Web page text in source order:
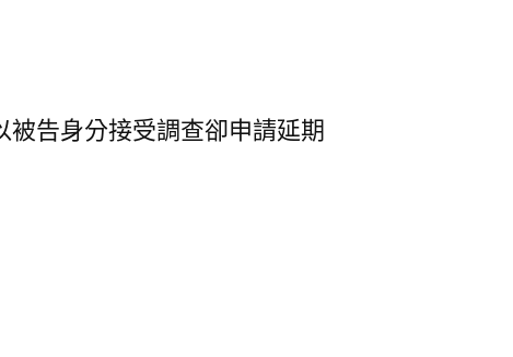
告身分接受調查卻申請延期